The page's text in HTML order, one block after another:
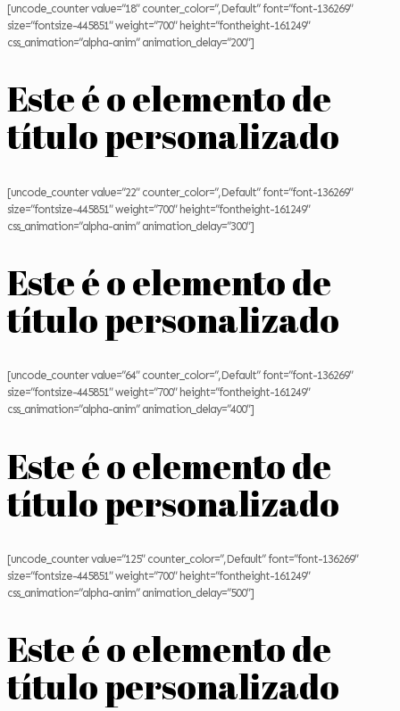
[uncode_counter value=”18″ counter_color=”,Default” font=”font-136269″
size=”fontsize-445851″ weight=”700″ height=”fontheight-161249″
css_animation=”alpha-anim” animation_delay=”200″]
Este é o elemento de
título personalizado
[uncode_counter value=”22″ counter_color=”,Default” font=”font-136269″
size=”fontsize-445851″ weight=”700″ height=”fontheight-161249″
css_animation=”alpha-anim” animation_delay=”300″]
Este é o elemento de
título personalizado
[uncode_counter value=”64″ counter_color=”,Default” font=”font-136269″
size=”fontsize-445851″ weight=”700″ height=”fontheight-161249″
css_animation=”alpha-anim” animation_delay=”400″]
Este é o elemento de
título personalizado
[uncode_counter value=”125″ counter_color=”,Default” font=”font-136269″
size=”fontsize-445851″ weight=”700″ height=”fontheight-161249″
css_animation=”alpha-anim” animation_delay=”500″]
Este é o elemento de
título personalizado